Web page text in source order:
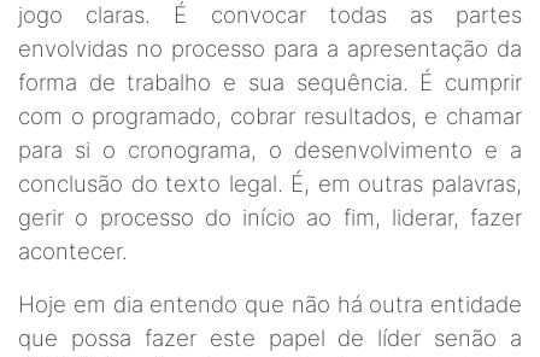
jogo claras. É convocar todas as partes
envolvidas no processo para a apresentação da
forma de trabalho e sua sequência. É cumprir
com o programado, cobrar resultados, e chamar
para si o cronograma, o desenvolvimento e a
conclusão do texto legal. É, em outras palavras,
gerir o processo do início ao fim, liderar, fazer
acontecer.
Hoje em dia entendo que não há outra entidade
que possa fazer este papel de líder senão a